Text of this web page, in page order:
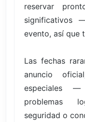
reservar
evento, así que
Las fechas
anuncio
especiales
problemas
seguridad o